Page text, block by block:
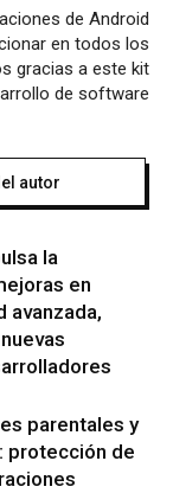
de Android
en todos los
gracias a este kit
de software
autor
la
en
avanzada,
parentales y
protección de